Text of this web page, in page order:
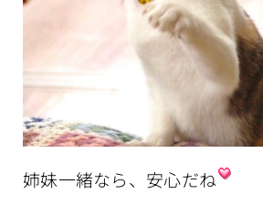
姉妹一緒なら、安心だね